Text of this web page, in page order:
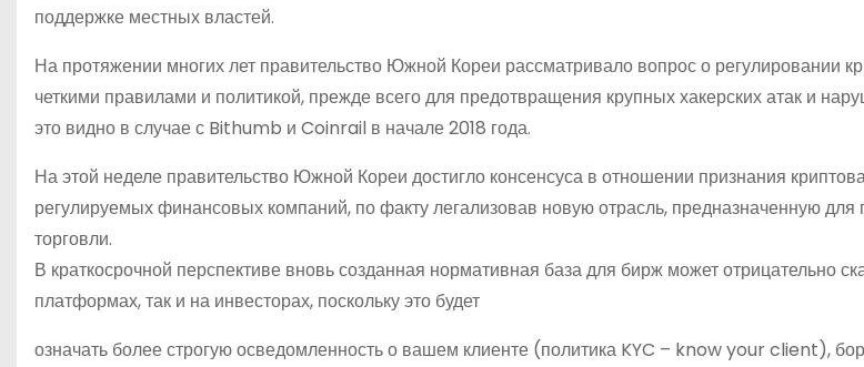
поддержке местных властей.
На протяжении многих лет правительство Южной Кореи рассматривало вопрос о регулировании
четкими правилами и политикой, прежде всего для предотвращения крупных хакерских атак и
это видно в случае с Bithumb и Coinrail в начале 2018 года.
На этой неделе правительство Южной Кореи достигло консенсуса в отношении признания
регулируемых финансовых компаний, по факту легализовав новую отрасль, предназначенную
торговли.
В краткосрочной перспективе вновь созданная нормативная база для бирж может отрицательно
платформах, так и на инвесторах, поскольку это будет
означать более строгую осведомленность о вашем клиенте (политика KYC – know your client),